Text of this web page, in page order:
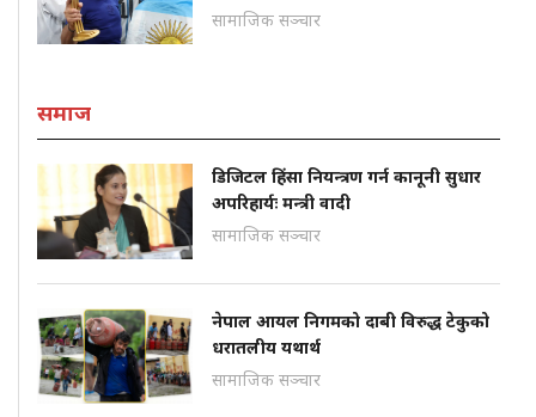
सामाजिक सञ्चार
समाज
डिजिटल हिंसा नियन्त्रण गर्न कानूनी सुधार
अपरिहार्यः मन्त्री वादी
सामाजिक सञ्चार
नेपाल आयल निगमको दाबी विरुद्ध टेकुको
धरातलीय यथार्थ
सामाजिक सञ्चार